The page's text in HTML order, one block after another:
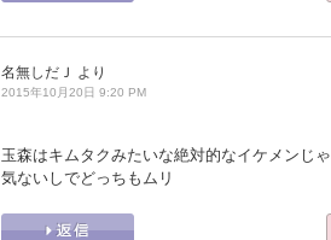
名無しだＪ より
2015年10月20日 9:20 PM
玉森はキムタクみたいな絶対的なイケメンじ
気ないしでどっちもムリ